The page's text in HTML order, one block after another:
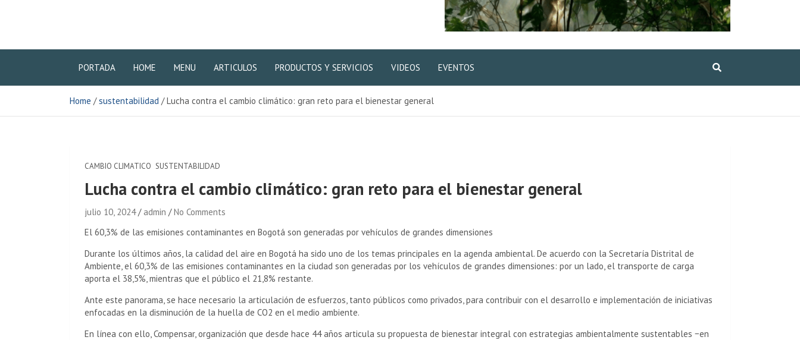
PORTADA HOME MENU ARTICULOS PRODUCTOS Y SERVICIOS VIDEOS EVENTOS
Home sustentabilidad Lucha contra el cambio climático: gran reto para el bienestar general
CAMBIO CLIMATICO SUSTENTABILIDAD
Lucha contra el cambio climático: gran reto para el bienestar general
julio 10, 2024 admin
No Comments
El 60,3% de las emisiones contaminantes en Bogotá son generadas por vehículos de grandes dimensiones
Durante los últimos años, la calidad del aire en Bogotá ha sido uno de los temas principales en la agenda ambiental. De acuerdo con la Secretaría Distrital de
Ambiente, el 60,3% de las emisiones contaminantes en la ciudad son generadas por los vehículos de grandes dimensiones: por un lado, el transporte de carga
aporta el 38,5%, mientras que el público el 21,8% restante.
Ante este panorama, se hace necesario la articulación de esfuerzos, tanto públicos como privados, para contribuir con el desarrollo e implementación de iniciativas
enfocadas en la disminución de la huella de CO2 en el medio ambiente.
En línea con ello, Compensar, organización que desde hace 44 años articula su propuesta de bienestar integral con estrategias ambientalmente sustentables −en